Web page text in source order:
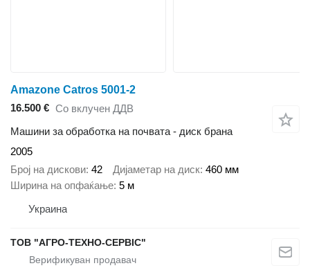
Amazone Catros 5001-2
16.500 € Со вклучен ДДВ
Машини за обработка на почвата - диск брана
2005
Број на дискови 42 Дијаметар на диск 460 мм
Ширина на опфаќање 5 м
Украина
ТОВ "АГРО-ТЕХНО-СЕРВІС"